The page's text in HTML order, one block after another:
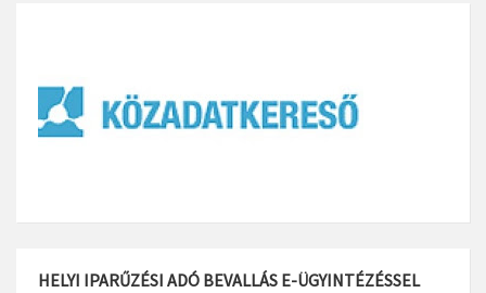
HELYI IPARŰZÉSI ADÓ BEVALLÁS E-ÜGYINTÉZÉSSEL